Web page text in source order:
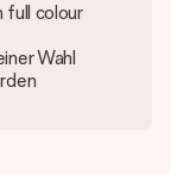
full colour
Wahl